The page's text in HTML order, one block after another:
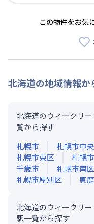
この物件をお気
北海道の地域情報か
北海道のウィークリ
覧から探す
札幌市
札幌市中
札幌市東区
札幌
千歳市
札幌市南区
札幌市厚別区
恵
北海道のウィークリ
駅一覧から探す